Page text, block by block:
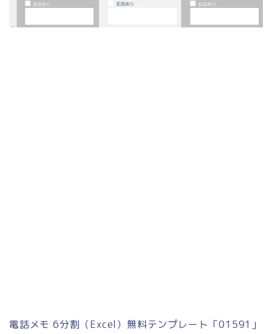
電話メモ 6分割（Excel）無料テンプレート「01591」